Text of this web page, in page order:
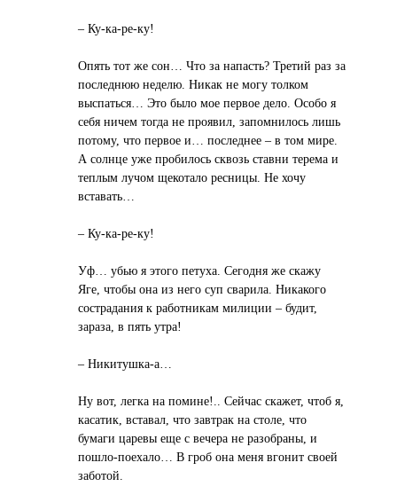
– Ку-ка-ре-ку!
Опять тот же сон… Что за напасть? Третий раз за
последнюю неделю. Никак не могу толком
выспаться… Это было мое первое дело. Особо я
себя ничем тогда не проявил, запомнилось лишь
потому, что первое и… последнее – в том мире.
А солнце уже пробилось сквозь ставни терема и
теплым лучом щекотало ресницы. Не хочу
вставать…
– Ку-ка-ре-ку!
Уф… убью я этого петуха. Сегодня же скажу
Яге, чтобы она из него суп сварила. Никакого
сострадания к работникам милиции – будит,
зараза, в пять утра!
– Никитушка-а…
Ну вот, легка на помине!.. Сейчас скажет, чтоб я,
касатик, вставал, что завтрак на столе, что
бумаги царевы еще с вечера не разобраны, и
пошло-поехало… В гроб она меня вгонит своей
заботой.